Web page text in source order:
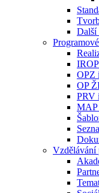
Další
OPZ
OP
PRV
MAP
Vzdělávání